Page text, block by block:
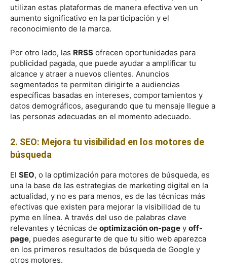
utilizan estas plataformas de manera efectiva ven un
aumento significativo en la participación y el
reconocimiento de la marca.
Por otro lado, las RRSS ofrecen oportunidades para
publicidad pagada, que puede ayudar a amplificar tu
alcance y atraer a nuevos clientes. Anuncios
segmentados te permiten dirigirte a audiencias
específicas basadas en intereses, comportamientos y
datos demográficos, asegurando que tu mensaje llegue a
las personas adecuadas en el momento adecuado.
2. SEO: Mejora tu visibilidad en los motores de
búsqueda
El SEO, o la optimización para motores de búsqueda, es
una la base de las estrategias de marketing digital en la
actualidad, y no es para menos, es de las técnicas más
efectivas que existen para mejorar la visibilidad de tu
pyme en línea. A través del uso de palabras clave
relevantes y técnicas de optimización on-page y off-
page, puedes asegurarte de que tu sitio web aparezca
en los primeros resultados de búsqueda de Google y
otros motores.